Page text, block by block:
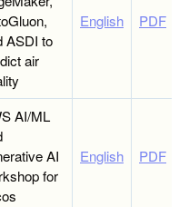
ASDI to
air
English PDF
AI/ML
AI
for
English PDF